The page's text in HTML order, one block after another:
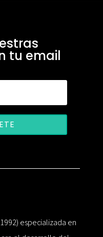
tu email
especializada en